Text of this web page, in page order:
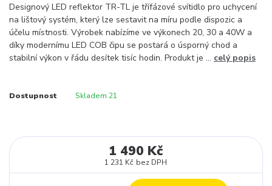
Designový LED reflektor TR-TL je třífázové svítidlo pro uchycení
na lištový systém, který lze sestavit na míru podle dispozic a
účelu místnosti. Výrobek nabízíme ve výkonech 20, 30 a 40W a
díky modernímu LED COB čipu se postará o úsporný chod a
stabilní výkon v řádu desítek tisíc hodin. Produkt je ... celý popis
Dostupnost Skladem 21
1 490 Kč
1 231 Kč bez DPH